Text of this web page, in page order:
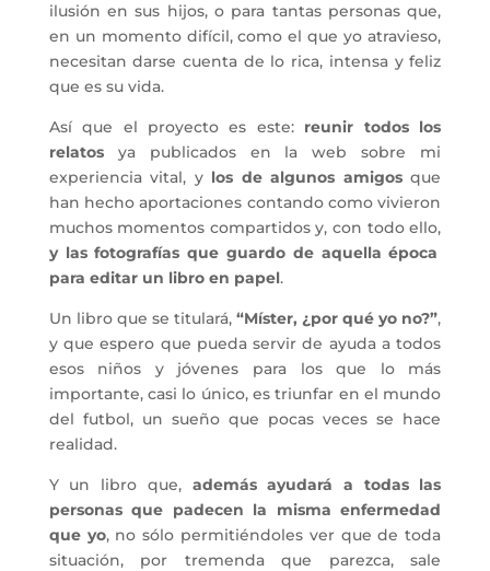
ilusión en sus hijos, o para tantas personas que,
en un momento difícil, como el que yo atravieso,
necesitan darse cuenta de lo rica, intensa y feliz
que es su vida.
Así que el proyecto es este:reunir todos los
relatosya publicados en la web sobre mi
experiencia vital, y los de algunos amigosque
han hecho aportaciones contando como vivieron
muchos momentos compartidos y, con todo ello,
y las fotografías que guardo de aquella época
para editar un libro en papel.
Un libro que se titulará,“Míster, ¿por qué yo no?”,
y que espero que pueda servir de ayuda a todos
esos niños y jóvenes para los que lo más
importante, casi lo único, es triunfar en el mundo
del futbol, un sueño que pocas veces se hace
realidad.
Y un libro que,además ayudará a todas las
personas que padecen la misma enfermedad
que yo, no sólo permitiéndoles ver que de toda
situación, por tremenda que parezca, sale